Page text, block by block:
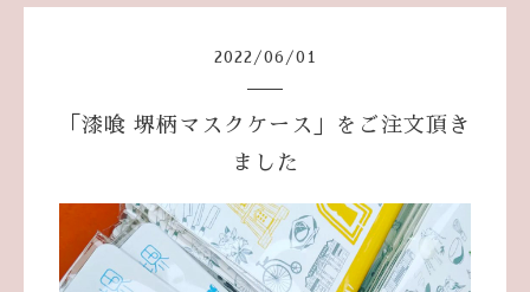
2022 /06 /01
「漆喰 堺柄マスクケース」をご注文頂き
ました